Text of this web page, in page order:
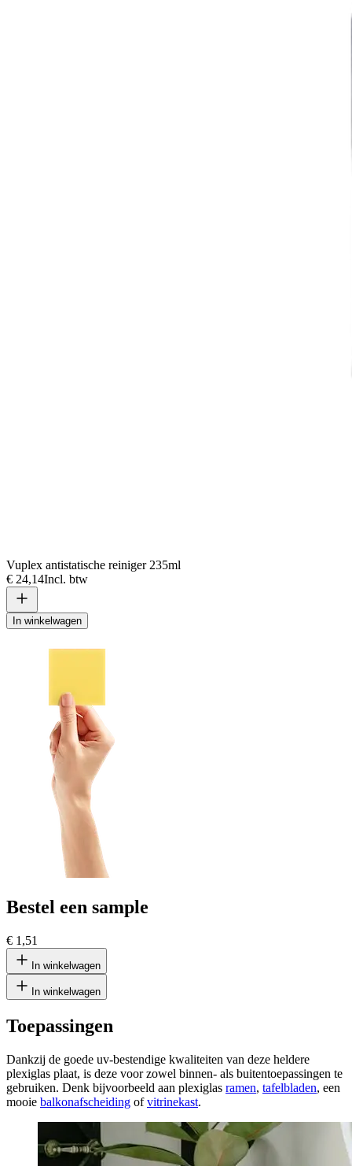
Vuplex antistatische reiniger 235ml
€ 24,14Incl. btw
In winkelwagen
Bestel een sample
€ 1,51
In winkelwagen
In winkelwagen
Toepassingen
Dankzij de goede uv-bestendige kwaliteiten van deze heldere
plexiglas plaat, is deze voor zowel binnen- als buitentoepassingen te
gebruiken. Denk bijvoorbeeld aan plexiglas ramen, tafelbladen, een
mooie balkonafscheiding ofvitrinekast.